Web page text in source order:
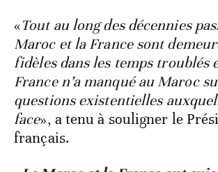
«Tout au long des décennies
Maroc et la France sont
fidèles dans les temps troublés
France n’a manqué au Maroc
questions existentielles
face», a tenu à souligner le
français.